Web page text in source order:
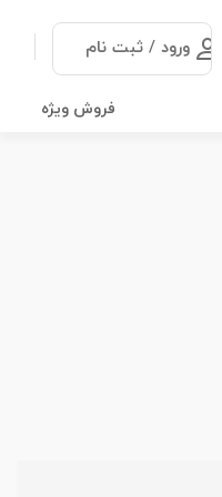
ورود / ثبت نام
فروش ویژه